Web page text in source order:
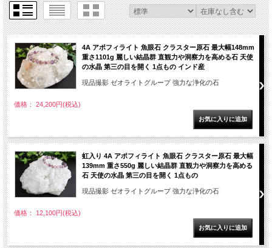
4A アポフィライト 魚眼石 クラスター原石 最大幅148mm
重さ1101g 麗しい結晶群 直観力や洞察力を高める石 天使
の水晶 第三の目を開く 1点もの インド産
現品撮影 ゼオライトグループ 強力な浄化の石
価格： 24,200円(税込)
虹入り 4A アポフィライト 魚眼石 クラスター原石 最大幅
139mm 重さ550g 麗しい結晶群 直観力や洞察力を高める
石 天使の水晶 第三の目を開く 1点もの
現品撮影 ゼオライトグループ 強力な浄化の石
価格： 12,100円(税込)